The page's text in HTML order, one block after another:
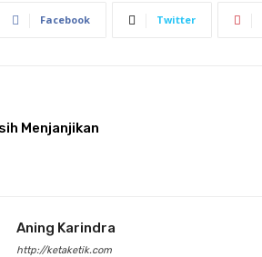
Facebook Twitter
Menjanjikan
Aning Karindra
http://ketaketik.com